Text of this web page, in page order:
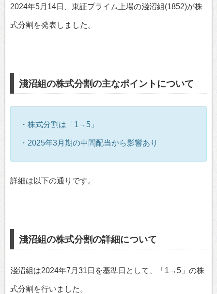
2024年5月14日、東証プライム上場の淺沼組(1852)が株
式分割を発表しました。
淺沼組の株式分割の主なポイントについて
・株式分割は「1→5」
・2025年3月期の中間配当から影響あり
詳細は以下の通りです。
淺沼組の株式分割の詳細について
淺沼組は2024年7月31日を基準日として、「1→5」の株
式分割を行いました。